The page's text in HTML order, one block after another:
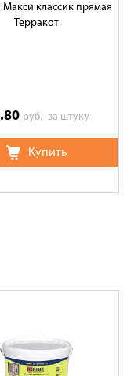
классик прямая
Терракот
руб. за штуку
Купить